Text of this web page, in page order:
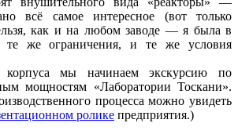
всё самое интересное (вот только
как и на любом заводе — я была в
те же ограничения, и те же условия
мы начинаем экскурсию по
мощностям «Лаборатории Тоскани».
процесса можно увидеть
ролике предприятия.)